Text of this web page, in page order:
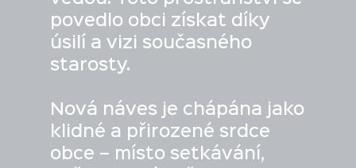
povedlo obci získat díky
úsilí a vizi současného
starosty.
Nová náves je chápána jako
klidné a přirozené srdce
obce – místo setkávání,